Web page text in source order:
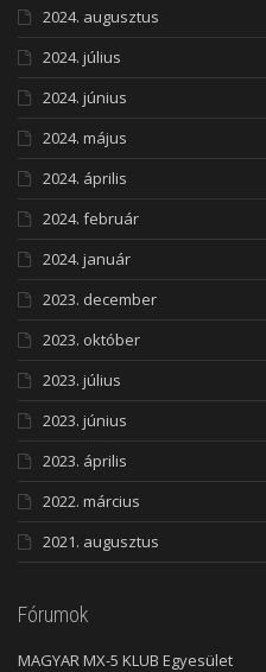
2024. augusztus
2024. július
2024. június
2024. május
2024. április
2024. február
2024. január
2023. december
2023. október
2023. július
2023. június
2023. április
2022. március
2021. augusztus
Fórumok
MAGYAR MX-5 KLUB Egyesület